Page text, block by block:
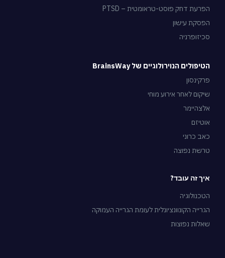
הפרעת דחק פוסט-טראומטית – PTSD
הפסקת עישון
סכיזופרניה
הטיפולים הנוירולוגיים של BrainsWay
פרקינסון
שיקום לאחר אירוע מוחי
אלצהיימר
אוטיזם
כאב כרוני
טרשת נפוצה
איך זה עובד?
הטכנולוגיה
הגרייה הקונוונציונלית לעומת הגרייה העמוקה
שאלות נפוצות